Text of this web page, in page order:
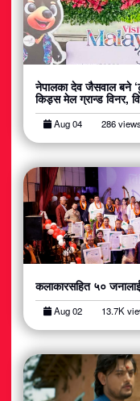
नेपालका देव जैसवाल बने
किड्स मेल ग्रान्ड विनर,
Aug 04 286
कलाकारसहित ५०
Aug 02 13.7K